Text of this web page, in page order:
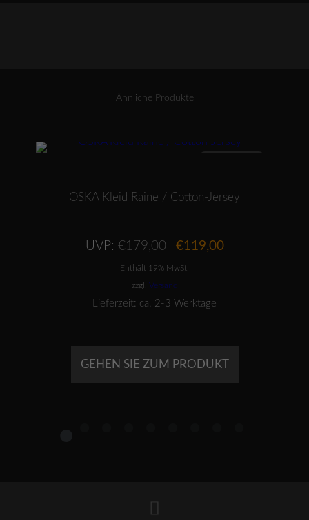
Ähnliche Produkte
Dieses Produkt weist mehrere Varianten auf. Die Optionen können auf der Produktseite gewählt werden
OSKA Kleid Raine / Cotton-Jersey
UVP: €179,00
Ursprünglicher
war:
€179,00
€119,00Aktueller
Enthält 19% MwSt.
zzgl. Versand
Lieferzeit: ca. 2-3 Werktage
GEHEN SIE ZUM PRODUKT